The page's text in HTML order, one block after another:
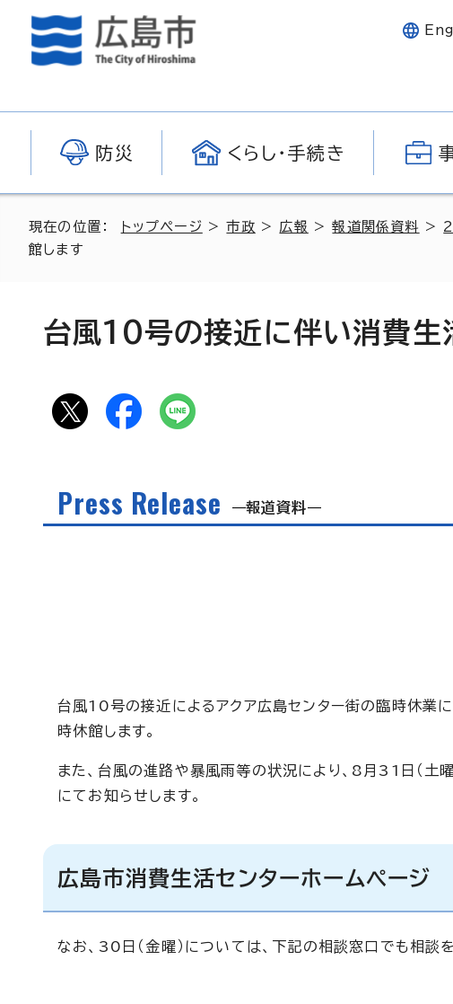
防災 くらし・手続き
現在の位置： トップページ >市政 > 広報 >報道関係資料 >
館します
台風10号の接近に伴い消費生
Press Release 報道資料
台風10号の接近によるアクア広島センター街の臨時休業
時休館します。
また、台風の進路や暴風雨等の状況により、8月31日（土
にてお知らせします。
広島市消費生活センターホームページ
なお、30日（金曜）については、下記の相談窓口でも相談